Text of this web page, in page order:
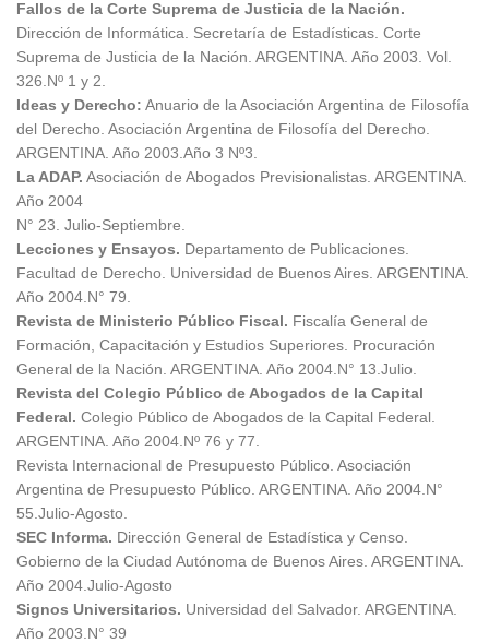
Fallos de la Corte Suprema de Justicia de la Nación.
Dirección de Informática. Secretaría de Estadísticas. Corte
Suprema de Justicia de la Nación. ARGENTINA. Año 2003. Vol.
326.Nº 1 y 2.
Ideas y Derecho: Anuario de la Asociación Argentina de Filosofía
del Derecho. Asociación Argentina de Filosofía del Derecho.
ARGENTINA. Año 2003.Año 3 Nº3.
La ADAP. Asociación de Abogados Previsionalistas. ARGENTINA.
Año 2004
N° 23. Julio-Septiembre.
Lecciones y Ensayos. Departamento de Publicaciones.
Facultad de Derecho. Universidad de Buenos Aires. ARGENTINA.
Año 2004.N° 79.
Revista de Ministerio Público Fiscal. Fiscalía General de
Formación, Capacitación y Estudios Superiores. Procuración
General de la Nación. ARGENTINA. Año 2004.N° 13.Julio.
Revista del Colegio Público de Abogados de la Capital
Federal. Colegio Público de Abogados de la Capital Federal.
ARGENTINA. Año 2004.Nº 76 y 77.
Revista Internacional de Presupuesto Público. Asociación
Argentina de Presupuesto Público. ARGENTINA. Año 2004.N°
55.Julio-Agosto.
SEC Informa. Dirección General de Estadística y Censo.
Gobierno de la Ciudad Autónoma de Buenos Aires. ARGENTINA.
Año 2004.Julio-Agosto
Signos Universitarios. Universidad del Salvador. ARGENTINA.
Año 2003.N° 39